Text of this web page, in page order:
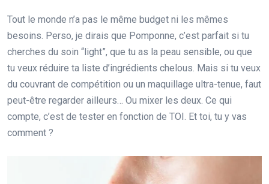
Tout le monde n’a pas le même budget ni les mêmes
besoins. Perso, je dirais que Pomponne, c’est parfait si tu
cherches du soin “light”, que tu as la peau sensible, ou que
tu veux réduire ta liste d’ingrédients chelous. Mais si tu veux
du couvrant de compétition ou un maquillage ultra-tenue, faut
peut-être regarder ailleurs… Ou mixer les deux. Ce qui
compte, c’est de tester en fonction de TOI. Et toi, tu y vas
comment ?